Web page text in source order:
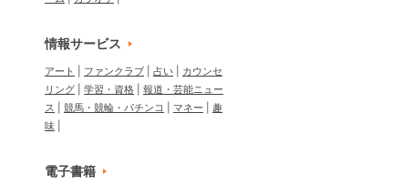
情報サービス
アート ファンクラブ 占い
カウンセ
リング
学習・資格
報道・芸能ニュー
ス
競馬・競輪・パチンコ マネー
趣
味
電子書籍